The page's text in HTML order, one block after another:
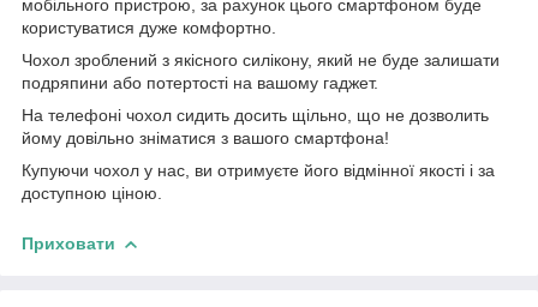
мобільного пристрою, за рахунок цього смартфоном буде
користуватися дуже комфортно.
Чохол зроблений з якісного силікону, який не буде залишати
подряпини або потертості на вашому гаджет.
На телефоні чохол сидить досить щільно, що не дозволить
йому довільно зніматися з вашого смартфона!
Купуючи чохол у нас, ви отримуєте його відмінної якості і за
доступною ціною.
Приховати